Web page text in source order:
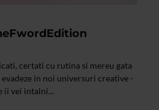
certati cu rutina si mereu gata
evadeze in noi universuri creative
ii vei intalni...